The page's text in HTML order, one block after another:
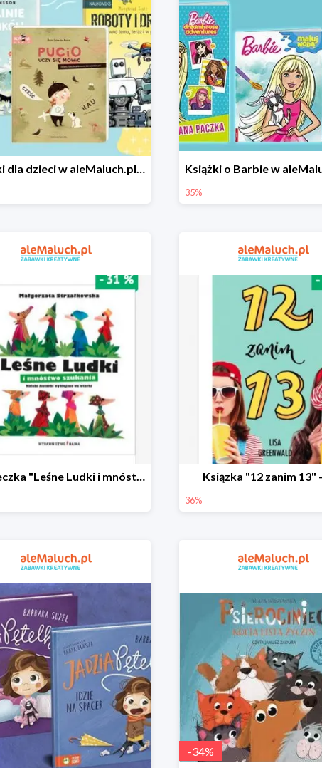
Książki dla dzieci w aleMaluch.pl do -35%
35%
Książeczka "Leśne Ludki i mnóstwo szukania" -31% Ksiązka "12 zanim 13"
36%
-34%